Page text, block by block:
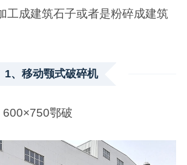
工成建筑石子或者是粉碎成建筑
1、移动颚式破碎机
600×750鄂破